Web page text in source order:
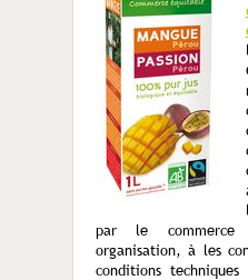
par le
organisation, à les
conditions